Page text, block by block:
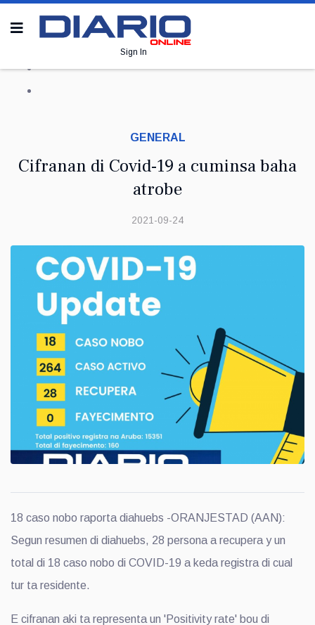
Sign In
GENERAL
Cifranan di Covid-19 a cuminsa baha
atrobe
2021-09-24
18 caso nobo raporta diahuebs -ORANJESTAD (AAN):
Segun resumen di diahuebs, 28 persona a recupera y un
total di 18 caso nobo di COVID-19 a keda registra di cual
tur ta residente.
E cifranan aki ta representa un 'Positivity rate' bou di